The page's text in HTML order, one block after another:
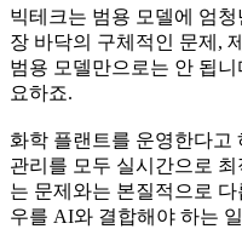
빅테크는 범용 모델에 엄
장 바닥의 구체적인 문제,
범용 모델만으로는 안 됩
요하죠.
화학 플랜트를 운영한다고
관리를 모두 실시간으로
는 문제와는 본질적으로
우를 AI와 결합해야 하는